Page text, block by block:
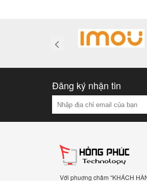
Đăng ký nhận tin
Với phuơng châm “KHÁCH